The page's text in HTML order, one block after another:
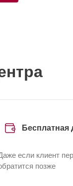
Бесплатная
если клиент
позже